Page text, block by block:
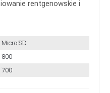
rentgenowskie i
Micro SD
800
700